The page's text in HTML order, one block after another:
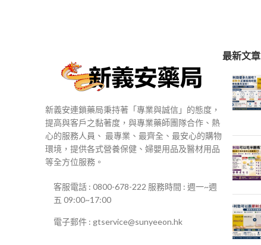
新義安連鎖藥局秉持著「專業與誠信」的態度，
提高與客戶之黏著度，與專業藥師團隊合作、熱
心的服務人員、 最專業、最齊全、最安心的購物
環境，提供各式營養保健、婦嬰用品及醫材用品
等全方位服務。
客服電話 : 0800-678-222 服務時間 : 週一~週
五 09:00~17:00
電子郵件 : gtservice@sunyeeon.hk
最新文章